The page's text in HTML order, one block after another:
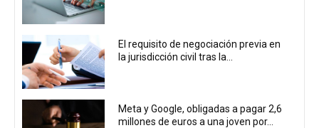
El requisito de negociación previa en
la jurisdicción civil tras la...
Meta y Google, obligadas a pagar 2,6
millones de euros a una joven por...